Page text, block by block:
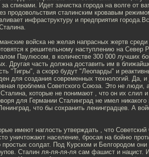
спинами. Идет зачистка города на волге от
продовольствия сталинским кровавым
инфраструктуру и предприятия
войска не желая напрасных жертв
к решительному наступлению на Север
Паулюсом, в количестве 300 000 лучших
Другая часть должна доставить им в
"Тигры", а скоро будут "Леопарды" и
для создания современных технологий. Да,
проблема Советского Союза. Это не люди,
которые не понимают , что он их слил
для Германии Сталинград не имел
что бы сохранить ленинградцев. А
имеют наглость утверждать , что
уничтожают население, бросая на бойню
солдат. Под Курском и Белгородом
Сталин ля-ля-ля-ля сам фашист и нацист.